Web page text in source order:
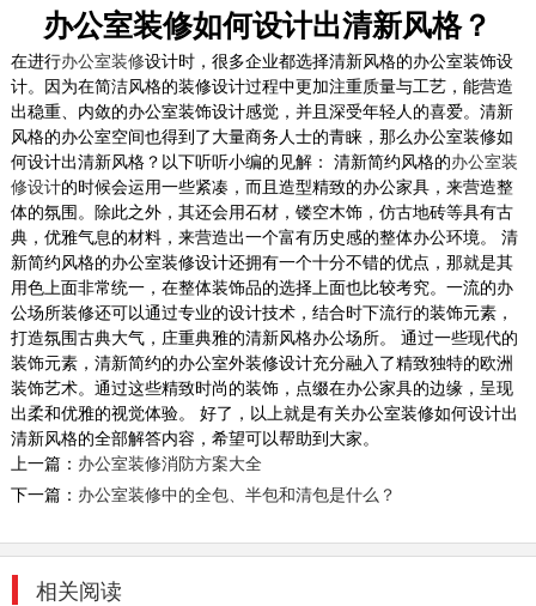
办公室装修如何设计出清新风格？
在进行办公室装修设计时，很多企业都选择清新风格的办公室装饰设
计。因为在简洁风格的装修设计过程中更加注重质量与工艺，能营造
出稳重、内敛的办公室装饰设计感觉，并且深受年轻人的喜爱。清新
风格的办公室空间也得到了大量商务人士的青睐，那么办公室装修如
何设计出清新风格？以下听听小编的见解： 清新简约风格的办公室装
修设计的时候会运用一些紧凑，而且造型精致的办公家具，来营造整
体的氛围。除此之外，其还会用石材，镂空木饰，仿古地砖等具有古
典，优雅气息的材料，来营造出一个富有历史感的整体办公环境。 清
新简约风格的办公室装修设计还拥有一个十分不错的优点，那就是其
用色上面非常统一，在整体装饰品的选择上面也比较考究。一流的办
公场所装修还可以通过专业的设计技术，结合时下流行的装饰元素，
打造氛围古典大气，庄重典雅的清新风格办公场所。 通过一些现代的
装饰元素，清新简约的办公室外装修设计充分融入了精致独特的欧洲
装饰艺术。通过这些精致时尚的装饰，点缀在办公家具的边缘，呈现
出柔和优雅的视觉体验。 好了，以上就是有关办公室装修如何设计出
清新风格的全部解答内容，希望可以帮助到大家。
上一篇： 办公室装修消防方案大全
下一篇： 办公室装修中的全包、半包和清包是什么？
相关阅读